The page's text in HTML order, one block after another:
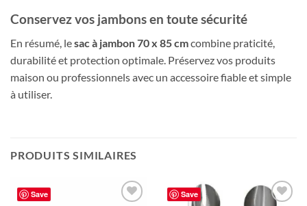
Conservez vos jambons en toute sécurité
En résumé, lesac à jambon 70 x 85 cmcombine praticité,
durabilité et protection optimale. Préservez vos produits
maison ou professionnels avec un accessoire fiable et simple
à utiliser.
PRODUITS SIMILAIRES
Save Save